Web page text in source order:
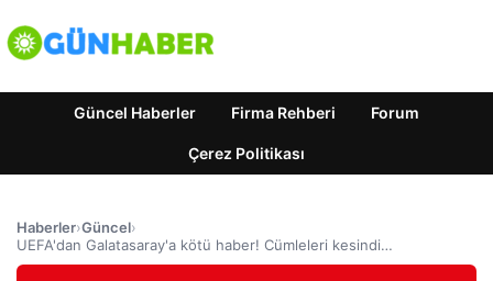
Güncel Haberler Firma Rehberi Forum
Çerez Politikası
Haberler›Güncel›
UEFA'dan Galatasaray'a kötü haber! Cümleleri kesindi…